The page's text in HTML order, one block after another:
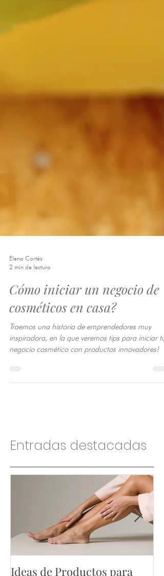
Cómo iniciar un negocio de
cosméticos en casa?
Traemos una historia de emprendedores muy
inspiradora, en la que veremos tips para iniciar tu